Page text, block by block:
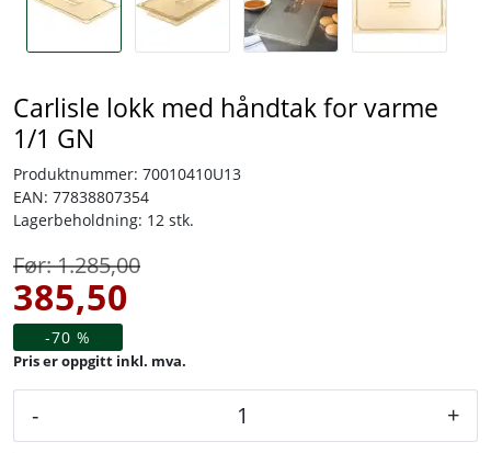
Carlisle lokk med håndtak for varme
1/1 GN
Produktnummer: 70010410U13
EAN: 77838807354
Lagerbeholdning: 12 stk.
1.285,00
385,50
-70 %
inkl. mva.
- +